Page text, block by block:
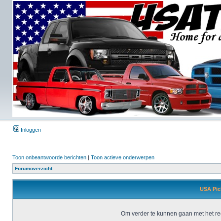
Inloggen
Toon onbeantwoorde berichten | Toon actieve onderwerpen
Forumoverzicht
USA
Om verder te kunnen gaan met het